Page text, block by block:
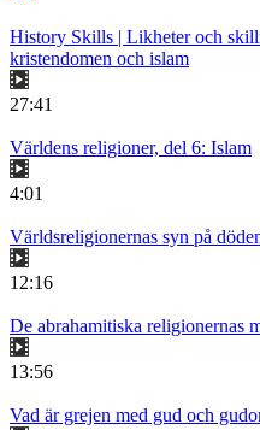
History Skills | Likheter och
kristendomen och islam
27:41
Världens religioner, del 6: Islam
4:01
Världsreligionernas syn på
12:16
De abrahamitiska religionernas
13:56
Vad är grejen med gud och